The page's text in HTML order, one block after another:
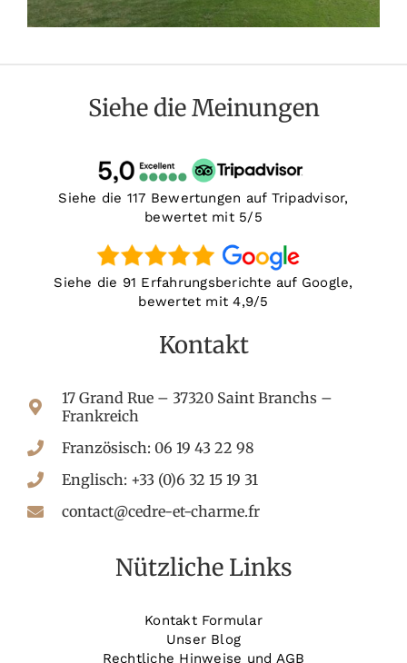
Siehe die Meinungen
Siehe die 117 Bewertungen auf Tripadvisor,
bewertet mit 5/5
Siehe die 91 Erfahrungsberichte auf Google,
bewertet mit 4,9/5
Kontakt
17 Grand Rue – 37320 Saint Branchs –
Frankreich
Französisch: 06 19 43 22 98
Englisch: +33 (0)6 32 15 19 31
contact@cedre-et-charme.fr
Nützliche Links
Kontakt Formular
Unser Blog
Rechtliche Hinweise und AGB